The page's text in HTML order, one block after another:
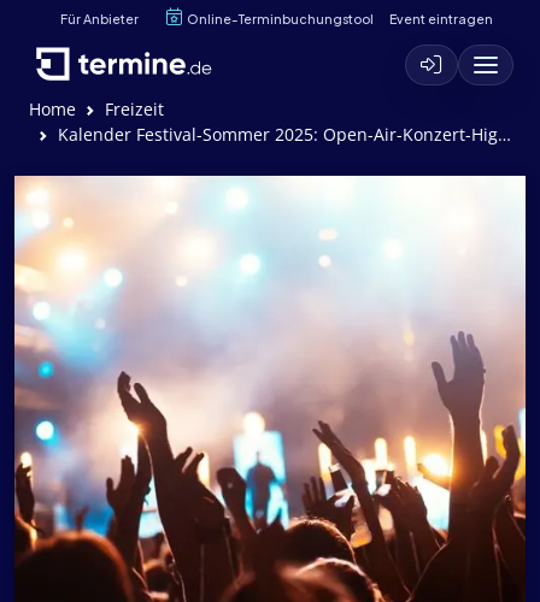
Für Anbieter Online-Terminbuchungstool Event eintragen
Home
Freizeit
Kalender Festival-Sommer 2025: Open-Air-Konzert-Highlights